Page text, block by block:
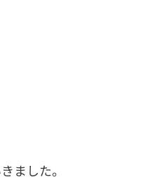
ました。